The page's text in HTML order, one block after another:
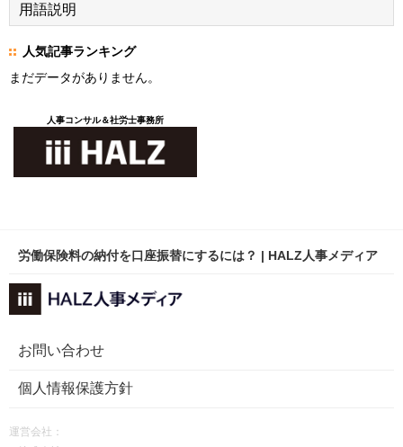
用語説明
人気記事ランキング
まだデータがありません。
人事コンサル＆社労士事務所
労働保険料の納付を口座振替にするには？ | HALZ人事メディア
お問い合わせ
個人情報保護方針
運営会社：